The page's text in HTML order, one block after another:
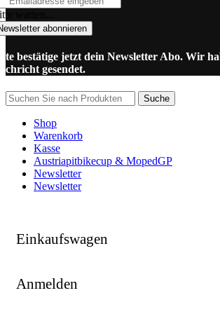
warten...
abonnieren
bestätige jetzt dein Newsletter Abo. Wir
gesendet.
Suche
Shop
Warenkorb
Kasse
Austriapitbikecup & MopedGP
Newsletter
Newsletter
Einkaufswagen
Anmelden